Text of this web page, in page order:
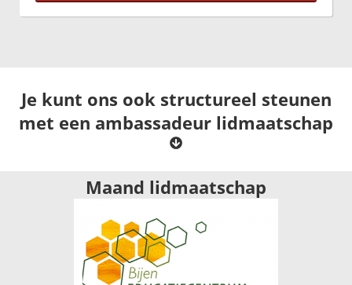
Je kunt ons ook structureel steunen
met een ambassadeur lidmaatschap
Maand lidmaatschap